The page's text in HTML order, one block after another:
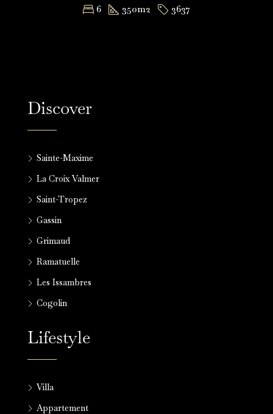
6 350m2 3637
Discover
Sainte-Maxime
La Croix Valmer
Saint-Tropez
Gassin
Grimaud
Ramatuelle
Les Issambres
Cogolin
Lifestyle
Villa
Appartement